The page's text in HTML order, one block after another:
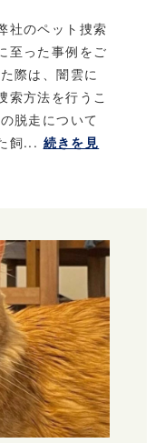
社のペット捜索
至った事例をご
際は、闇雲に
索方法を行うこ
脱走について
飼... 続きを見